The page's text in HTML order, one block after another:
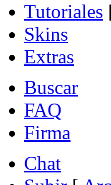
Tutoriales
Skins
Extras
Buscar
FAQ
Firma
Chat